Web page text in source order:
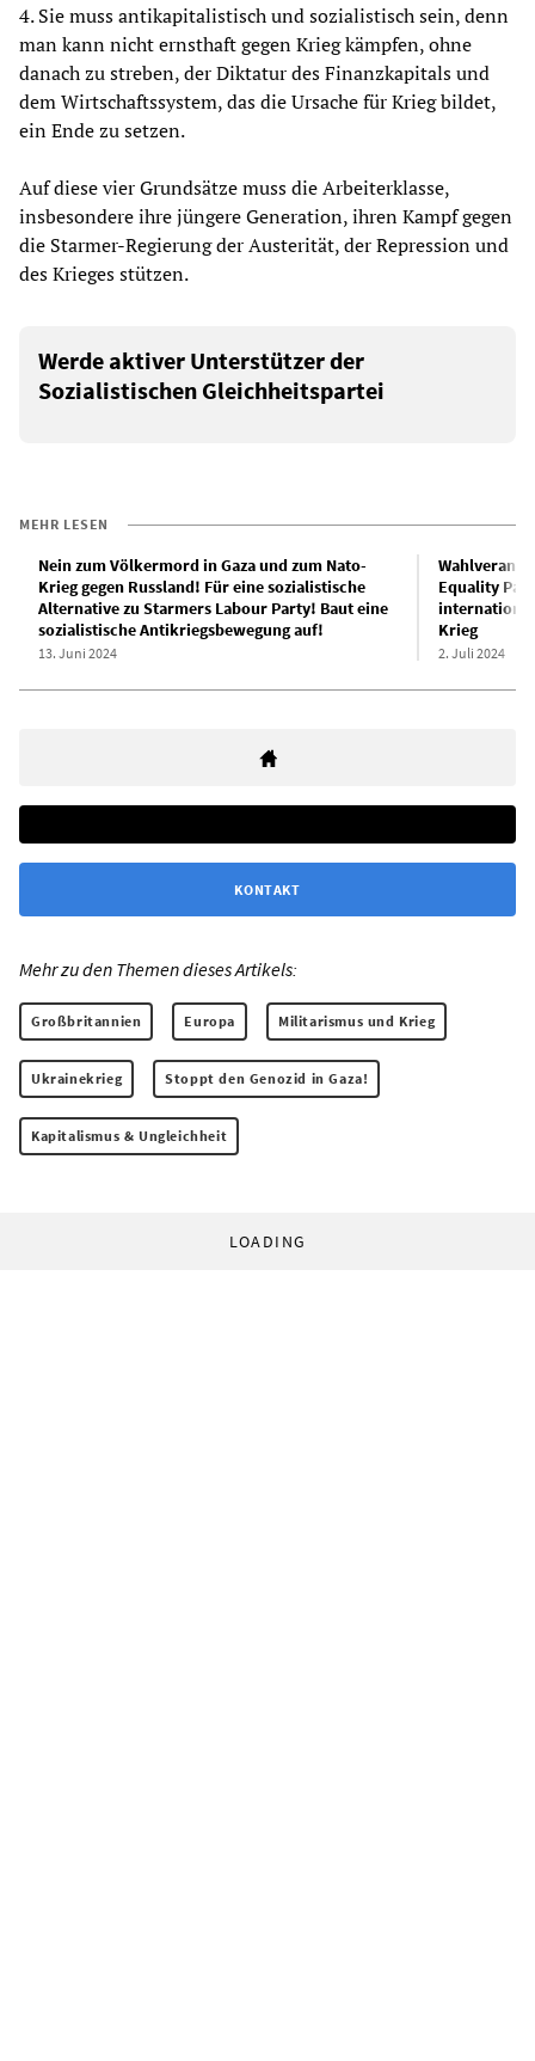
4. Sie muss antikapitalistisch und sozialistisch sein, denn
man kann nicht ernsthaft gegen Krieg kämpfen, ohne
danach zu streben, der Diktatur des Finanzkapitals und
dem Wirtschaftssystem, das die Ursache für Krieg bildet,
ein Ende zu setzen.
Auf diese vier Grundsätze muss die Arbeiterklasse,
insbesondere ihre jüngere Generation, ihren Kampf gegen
die Starmer-Regierung der Austerität, der Repression und
des Krieges stützen.
Werde aktiver Unterstützer der
Sozialistischen Gleichheitspartei
MEHR LESEN
Nein zum Völkermord in Gaza und zum Nato-
Krieg gegen Russland! Für eine sozialistische
Alternative zu Starmers Labour Party! Baut eine
sozialistische Antikriegsbewegung auf!
13. Juni 2024
Equality
Krieg
2. Juli 2024
KONTAKT
Mehr zu den Themen dieses Artikels:
Großbritannien Europa Militarismus und Krieg
Ukrainekrieg Stoppt den Genozid in Gaza!
Kapitalismus & Ungleichheit
LOADING